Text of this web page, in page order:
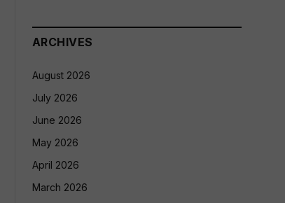
ARCHIVES
August 2026
July 2026
June 2026
May 2026
April 2026
March 2026